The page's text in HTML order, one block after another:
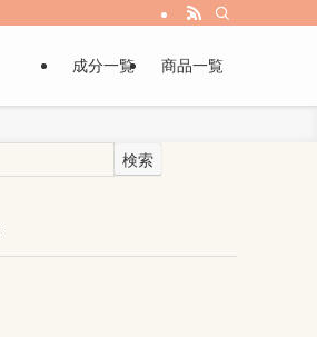
成分一覧 商品一覧
検索